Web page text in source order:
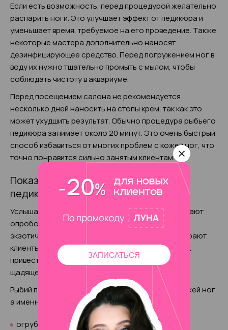
Если есть возможность, перед процедурой желательно
распарить ноги. Это улучшает эффект от педикюра и
уменьшает время, требуемое на его проведение. Также
некоторые мастера дополнительно наносят
дезинфицирующее средство. Перед погружением ног в
воду их нужно тщательно промыть с мылом, чтобы
соблюдать чистоту в аквариуме.
Перед посещением салона не рекомендуется
несколько дней наносить на стопы крем, так как это
может ухудшить результат. Обычно процедура рыбьего
педикюра занимает около 20 минут. Это очень быстрый
способ избавиться от многих проблем с кожей ног, что
точно понравится сильно занятым клиентам.
Показания и противопоказания для
педикюра рыбками
Услышав название «рыбий педикюр», многие желают
опробовать эту процедуру на себе из-за ее
экзотичности и необычности. Но также его выбирают
клиенты, желающие в максимально быстрый срок
привести в порядок ноги и сделать уход за ними
щадящее.
Рыбий педикюр показан людям с проблемной кожей ног,
а именно при наличии:
огрубевшей кожи;
ЗАПИСАТЬСЯ